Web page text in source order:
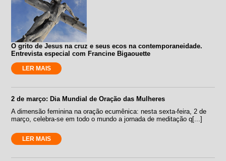
O grito de Jesus na cruz e seus ecos na contemporaneidade.
Entrevista especial com Francine Bigaouette
LER MAIS
2 de março: Dia Mundial de Oração das Mulheres
A dimensão feminina na oração ecumênica: nesta sexta-feira, 2 de
março, celebra-se em todo o mundo a jornada de meditação q[...]
LER MAIS